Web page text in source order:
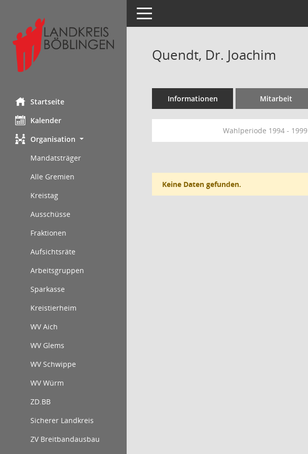
Startseite
Kalender
Organisation
Mandatsträger
Alle Gremien
Kreistag
Ausschüsse
Fraktionen
Aufsichtsräte
Arbeitsgruppen
Sparkasse
Kreistierheim
WV Aich
WV Glems
WV Schwippe
WV Würm
ZD.BB
Sicherer Landkreis
ZV Breitbandausbau
Toggle navigation
Quendt, Dr. Joachim
Informationen Mitarbeit
Wahlperiode 1994 - 1999
Keine Daten gefunden.